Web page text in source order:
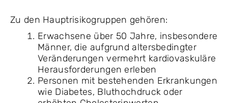
Zu den Hauptrisikogruppen gehören:
Erwachsene über 50 Jahre, insbesondere
Männer, die aufgrund altersbedingter
Veränderungen vermehrt kardiovaskuläre
Herausforderungen erleben
Personen mit bestehenden Erkrankungen
wie Diabetes, Bluthochdruck oder